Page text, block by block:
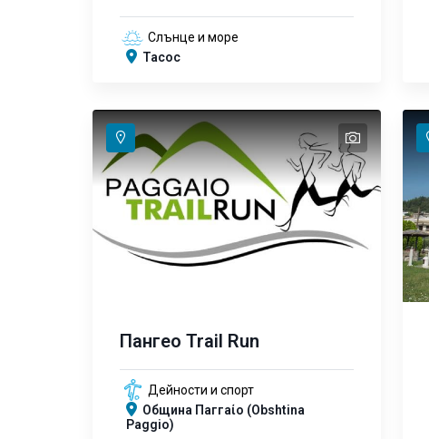
Слънце и море
Тасос
text
text
text
text
Пангео Trail Run
Дейности и спорт
Община Паггаίο (Obshtina
Paggio)